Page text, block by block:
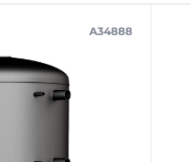
A34888